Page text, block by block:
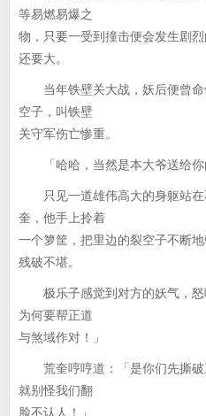
等易燃易爆之
物，只要一受到撞击便会发生剧
还要大。
当年铁壁关大战，妖后便曾命
空子，叫铁壁
关守军伤亡惨重。
「哈哈，当然是本大爷送给你
只见一道雄伟高大的身躯站在
奎，他手上拎着
一个箩筐，把里边的裂空子不断
残破不堪。
极乐子感觉到对方的妖气，怒
为何要帮正道
与煞域作对！」
荒奎哼哼道：「是你们先撕破
就别怪我们翻
脸不认人！」